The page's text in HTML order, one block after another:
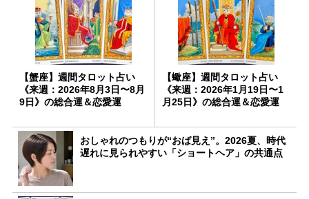
【蟹座】週間タロット占い
《来週：2026年8月3日〜8月
9日》の総合運＆恋愛運
【蠍座】週間タロット占い
《来週：2026年1月19日〜1
月25日》の総合運＆恋愛運
おしゃれのつもりが“おば見え”。2026夏、時代
遅れに見られやすい「ショートヘア」の共通点